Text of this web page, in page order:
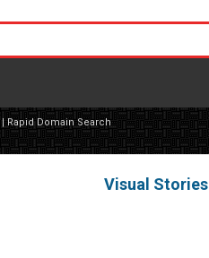
|Rapid Domain Search
Visual Stories